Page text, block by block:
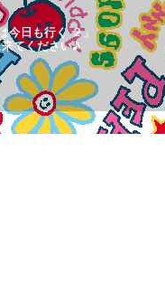
日も行く ２」
てください♪